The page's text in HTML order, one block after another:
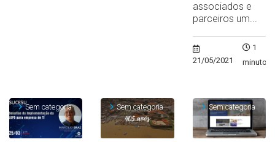
associados e
parceiros um...
21/05/2021
1
minuto
Sem categoria Sem categoria Sem categoria